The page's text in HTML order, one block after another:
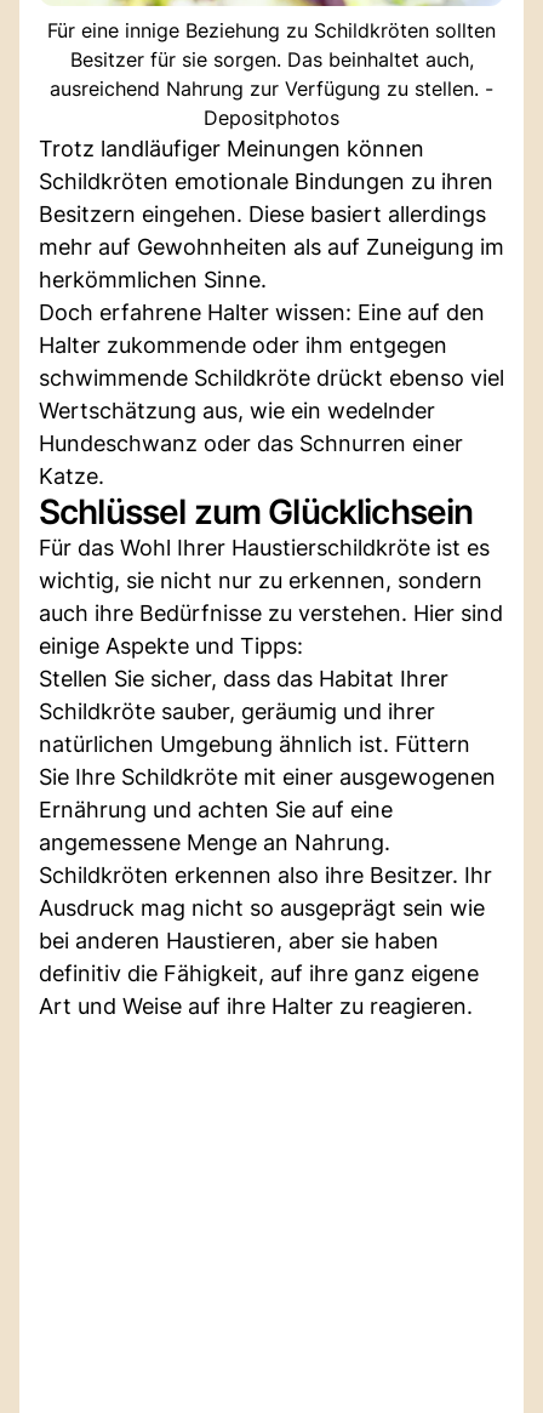
Für eine innige Beziehung zu Schildkröten sollten
Besitzer für sie sorgen. Das beinhaltet auch,
ausreichend Nahrung zur Verfügung zu stellen. -
Depositphotos
Trotz landläufiger Meinungen können
Schildkröten emotionale Bindungen zu ihren
Besitzern eingehen. Diese basiert allerdings
mehr auf Gewohnheiten als auf Zuneigung im
herkömmlichen Sinne.
Doch erfahrene Halter wissen: Eine auf den
Halter zukommende oder ihm entgegen
schwimmende Schildkröte drückt ebenso viel
Wertschätzung aus, wie ein wedelnder
Hundeschwanz oder das Schnurren einer
Katze.
Schlüssel zum Glücklichsein
Für das Wohl Ihrer Haustierschildkröte ist es
wichtig, sie nicht nur zu erkennen, sondern
auch ihre Bedürfnisse zu verstehen. Hier sind
einige Aspekte und Tipps:
Stellen Sie sicher, dass das Habitat Ihrer
Schildkröte sauber, geräumig und ihrer
natürlichen Umgebung ähnlich ist. Füttern
Sie Ihre Schildkröte mit einer ausgewogenen
Ernährung und achten Sie auf eine
angemessene Menge an Nahrung.
Schildkröten erkennen also ihre Besitzer. Ihr
Ausdruck mag nicht so ausgeprägt sein wie
bei anderen Haustieren, aber sie haben
definitiv die Fähigkeit, auf ihre ganz eigene
Art und Weise auf ihre Halter zu reagieren.